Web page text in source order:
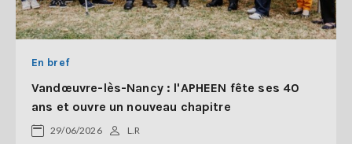
En bref
Vandœuvre-lès-Nancy : l'APHEEN fête ses 40
ans et ouvre un nouveau chapitre
29/06/2026
L.R